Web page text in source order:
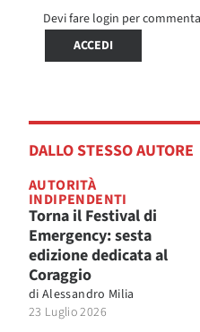
Devi fare login per
ACCEDI
DALLO STESSO AUTORE
AUTORITÀ
INDIPENDENTI
Torna il Festival di
Emergency: sesta
edizione dedicata al
Coraggio
di Alessandro Milia
23 Luglio 2026